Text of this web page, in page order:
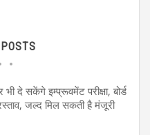
भी दे सकेंगे इम्प्रूवमेंट परीक्षा, बोर्ड
जल्द मिल सकती है मंजूरी